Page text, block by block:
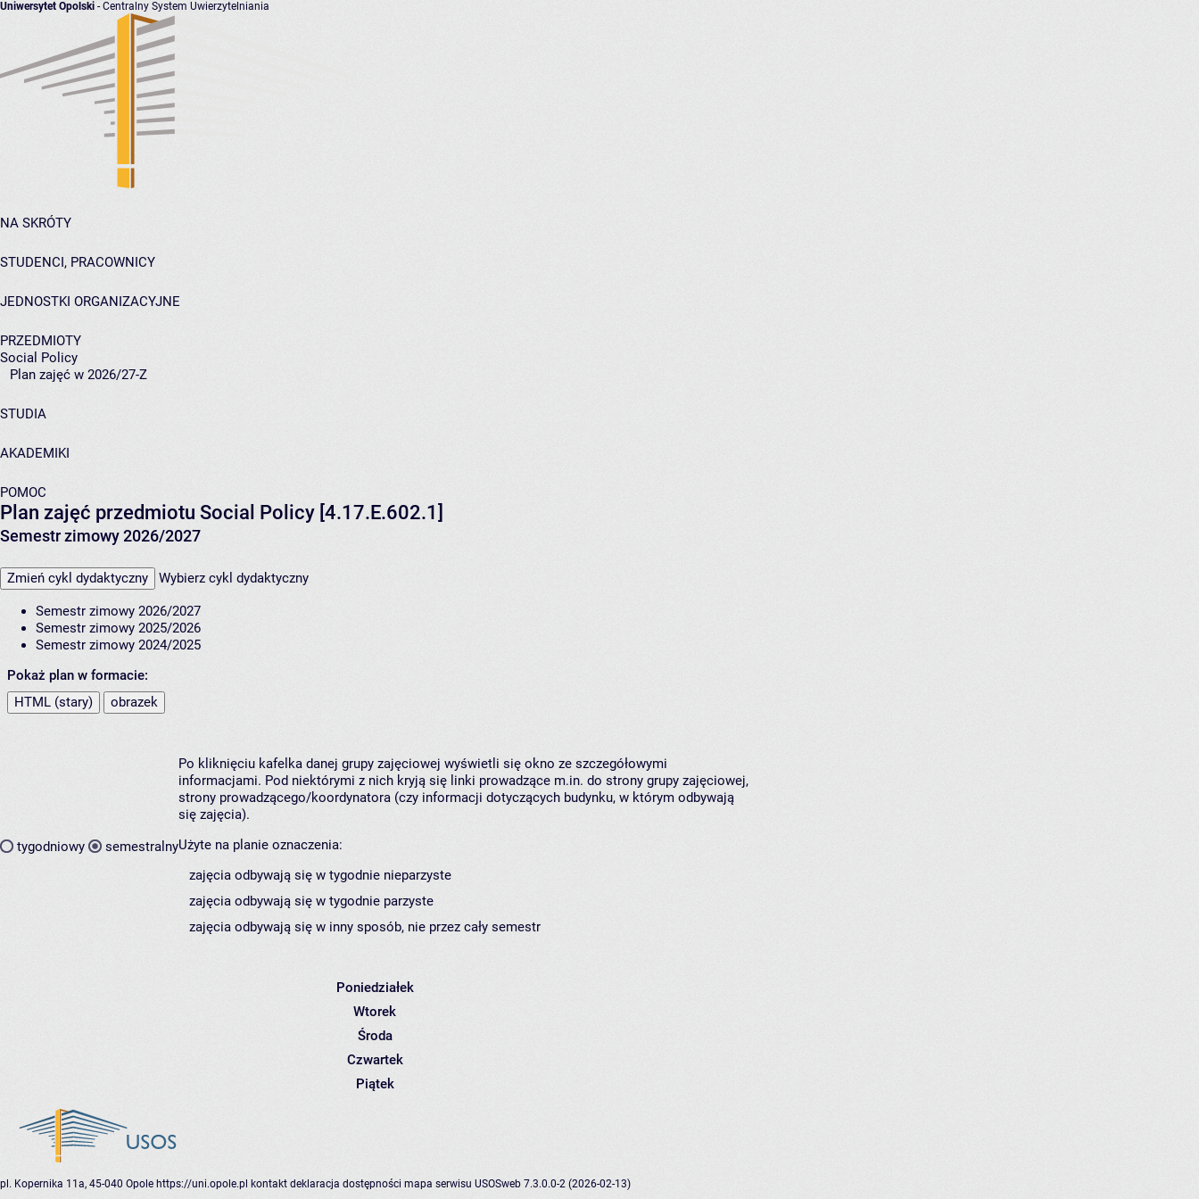
Uniwersytet Opolski - Centralny System Uwierzytelniania
NA SKRÓTY
STUDENCI, PRACOWNICY
JEDNOSTKI ORGANIZACYJNE
PRZEDMIOTY
Social Policy
Plan zajęć w 2026/27-Z
STUDIA
AKADEMIKI
POMOC
Plan zajęć przedmiotu Social Policy [4.17.E.602.1]
Semestr zimowy 2026/2027
Zmień cykl dydaktyczny Wybierz cykl dydaktyczny
Semestr zimowy 2026/2027
Semestr zimowy 2025/2026
Semestr zimowy 2024/2025
Pokaż plan w formacie:
HTML (stary)
obrazek
tygodniowy semestralny
Po kliknięciu kafelka danej grupy zajęciowej wyświetli się okno ze szczegółowymi
informacjami. Pod niektórymi z nich kryją się linki prowadzące m.in. do strony grupy zajęciowej,
strony prowadzącego/koordynatora (czy informacji dotyczących budynku, w którym odbywają
się zajęcia).
Użyte na planie oznaczenia:
zajęcia odbywają się w tygodnie nieparzyste
zajęcia odbywają się w tygodnie parzyste
zajęcia odbywają się w inny sposób, nie przez cały semestr
Poniedziałek
Wtorek
Środa
Czwartek
Piątek
pl. Kopernika 11a, 45-040 Opole https://uni.opole.pl kontakt deklaracja dostępności mapa serwisu USOSweb 7.3.0.0-2 (2026-02-13)